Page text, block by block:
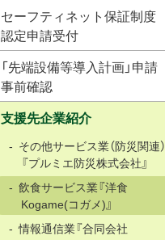
セーフティネット保証制度
認定申請受付
「先端設備等導入計画」申請
事前確認
支援先企業紹介
その他サービス業（防災関連）
『プルミエ防災株式会社』
飲食サービス業『洋食
Kogame(コガメ)』
情報通信業『合同会社